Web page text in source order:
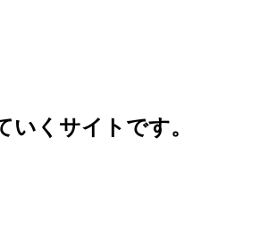
くサイトです。